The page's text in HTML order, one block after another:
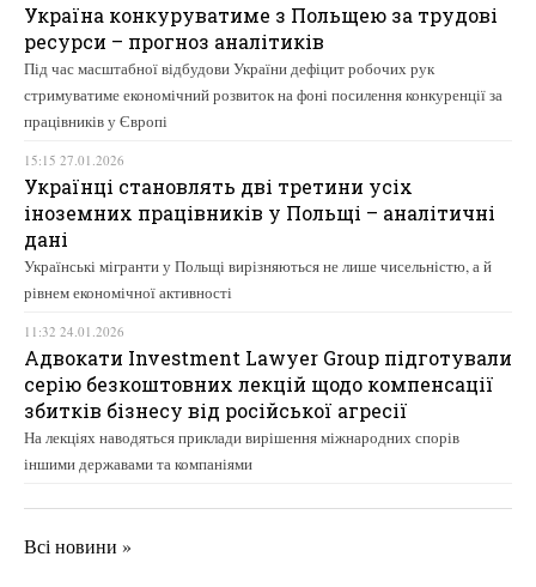
Україна конкуруватиме з Польщею за трудові
ресурси – прогноз аналітиків
Під час масштабної відбудови України дефіцит робочих рук
стримуватиме економічний розвиток на фоні посилення конкуренції за
працівників у Європі
15:15 27.01.2026
Українці становлять дві третини усіх
іноземних працівників у Польщі – аналітичні
дані
Українські мігранти у Польщі вирізняються не лише чисельністю, а й
рівнем економічної активності
11:32 24.01.2026
Адвокати Investment Lawyer Group підготували
серію безкоштовних лекцій щодо компенсації
збитків бізнесу від російської агресії
На лекціях наводяться приклади вирішення міжнародних спорів
іншими державами та компаніями
Всі новини »